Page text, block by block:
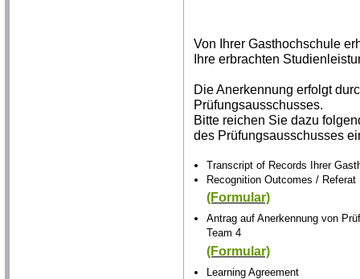
Von Ihrer Gasthochschule
Ihre erbrachten
Die An­er­ken­nung erfolgt
Prüfungsausschusses.
Bitte reichen Sie dazu
des Prüfungsausschusses
Transcript of Records Ihrer
Recognition Outcomes / Referat
(Formular)
Antrag auf Anerkennung von
Team 4
(Formular)
Learning Agreement